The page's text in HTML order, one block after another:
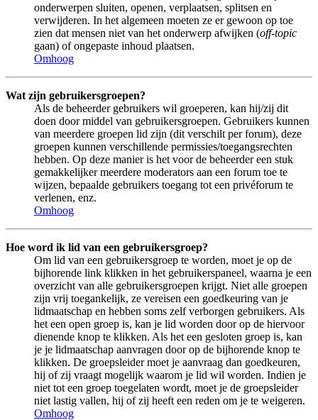
onderwerpen sluiten, openen, verplaatsen, splitsen en
verwijderen. In het algemeen moeten ze er gewoon op toe
zien dat mensen niet van het onderwerp afwijken (off-topic
gaan) of ongepaste inhoud plaatsen.
Omhoog
Wat zijn gebruikersgroepen?
Als de beheerder gebruikers wil groeperen, kan hij/zij dit
doen door middel van gebruikersgroepen. Gebruikers kunnen
van meerdere groepen lid zijn (dit verschilt per forum), deze
groepen kunnen verschillende permissies/toegangsrechten
hebben. Op deze manier is het voor de beheerder een stuk
gemakkelijker meerdere moderators aan een forum toe te
wijzen, bepaalde gebruikers toegang tot een privéforum te
verlenen, enz.
Omhoog
Hoe word ik lid van een gebruikersgroep?
Om lid van een gebruikersgroep te worden, moet je op de
bijhorende link klikken in het gebruikerspaneel, waarna je een
overzicht van alle gebruikersgroepen krijgt. Niet alle groepen
zijn vrij toegankelijk, ze vereisen een goedkeuring van je
lidmaatschap en hebben soms zelf verborgen gebruikers. Als
het een open groep is, kan je lid worden door op de hiervoor
dienende knop te klikken. Als het een gesloten groep is, kan
je je lidmaatschap aanvragen door op de bijhorende knop te
klikken. De groepsleider moet je aanvraag dan goedkeuren,
hij of zij vraagt mogelijk waarom je lid wil worden. Indien je
niet tot een groep toegelaten wordt, moet je de groepsleider
niet lastig vallen, hij of zij heeft een reden om je te weigeren.
Omhoog